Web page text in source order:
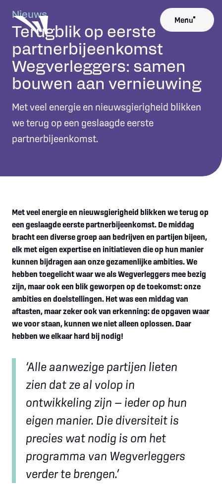
Menu
Nieuws
Terugblik op eerste
partnerbijeenkomst
Wegverleggers: samen
bouwen aan vernieuwing
Met veel energie en nieuwsgierigheid blikken
we terug op een geslaagde eerste
partnerbijeenkomst.
Met veel energie en nieuwsgierigheid blikken we terug op
een geslaagde eerste partnerbijeenkomst. De middag
bracht een diverse groep aan bedrijven en partijen bijeen,
elk met eigen expertise en initiatieven die op hun manier
kunnen bijdragen aan onze gezamenlijke ambities. We
hebben toegelicht waar we als Wegverleggers mee bezig
zijn, maar ook een blik geworpen op de toekomst: onze
ambities en doelstellingen. Het was een middag van
aftasten, maar zeker ook van erkenning: de opgaven waar
we voor staan, kunnen we niet alleen oplossen. Daar
hebben we elkaar hard bij nodig!
‘Alle aanwezige partijen lieten
zien dat ze al volop in
ontwikkeling zijn — ieder op hun
eigen manier. Die diversiteit is
precies wat nodig is om het
programma van Wegverleggers
verder te brengen.’